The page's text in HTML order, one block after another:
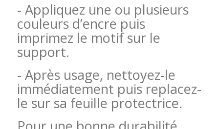
- Appliquez une ou plusieurs
couleurs d’encre puis
imprimez le motif sur le
support.
- Après usage, nettoyez-le
immédiatement puis replacez-
le sur sa feuille protectrice.